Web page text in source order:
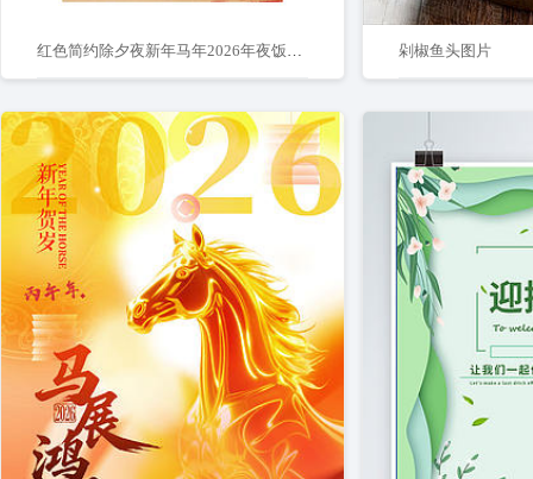
红色简约除夕夜新年马年2026年夜饭海报 剁椒鱼头图片